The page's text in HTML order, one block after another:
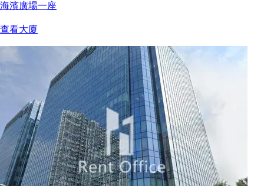
海濱廣場一座
查看大廈